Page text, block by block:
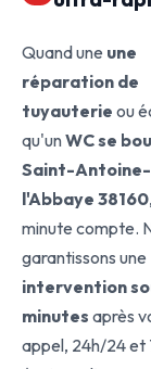
Quand une une
réparation de
tuyauterie ou
qu'unWC se
Saint-Antoine-
l'Abbaye 38160
minute compte.
garantissons une
intervention
minutes après
appel, 24h/24 et